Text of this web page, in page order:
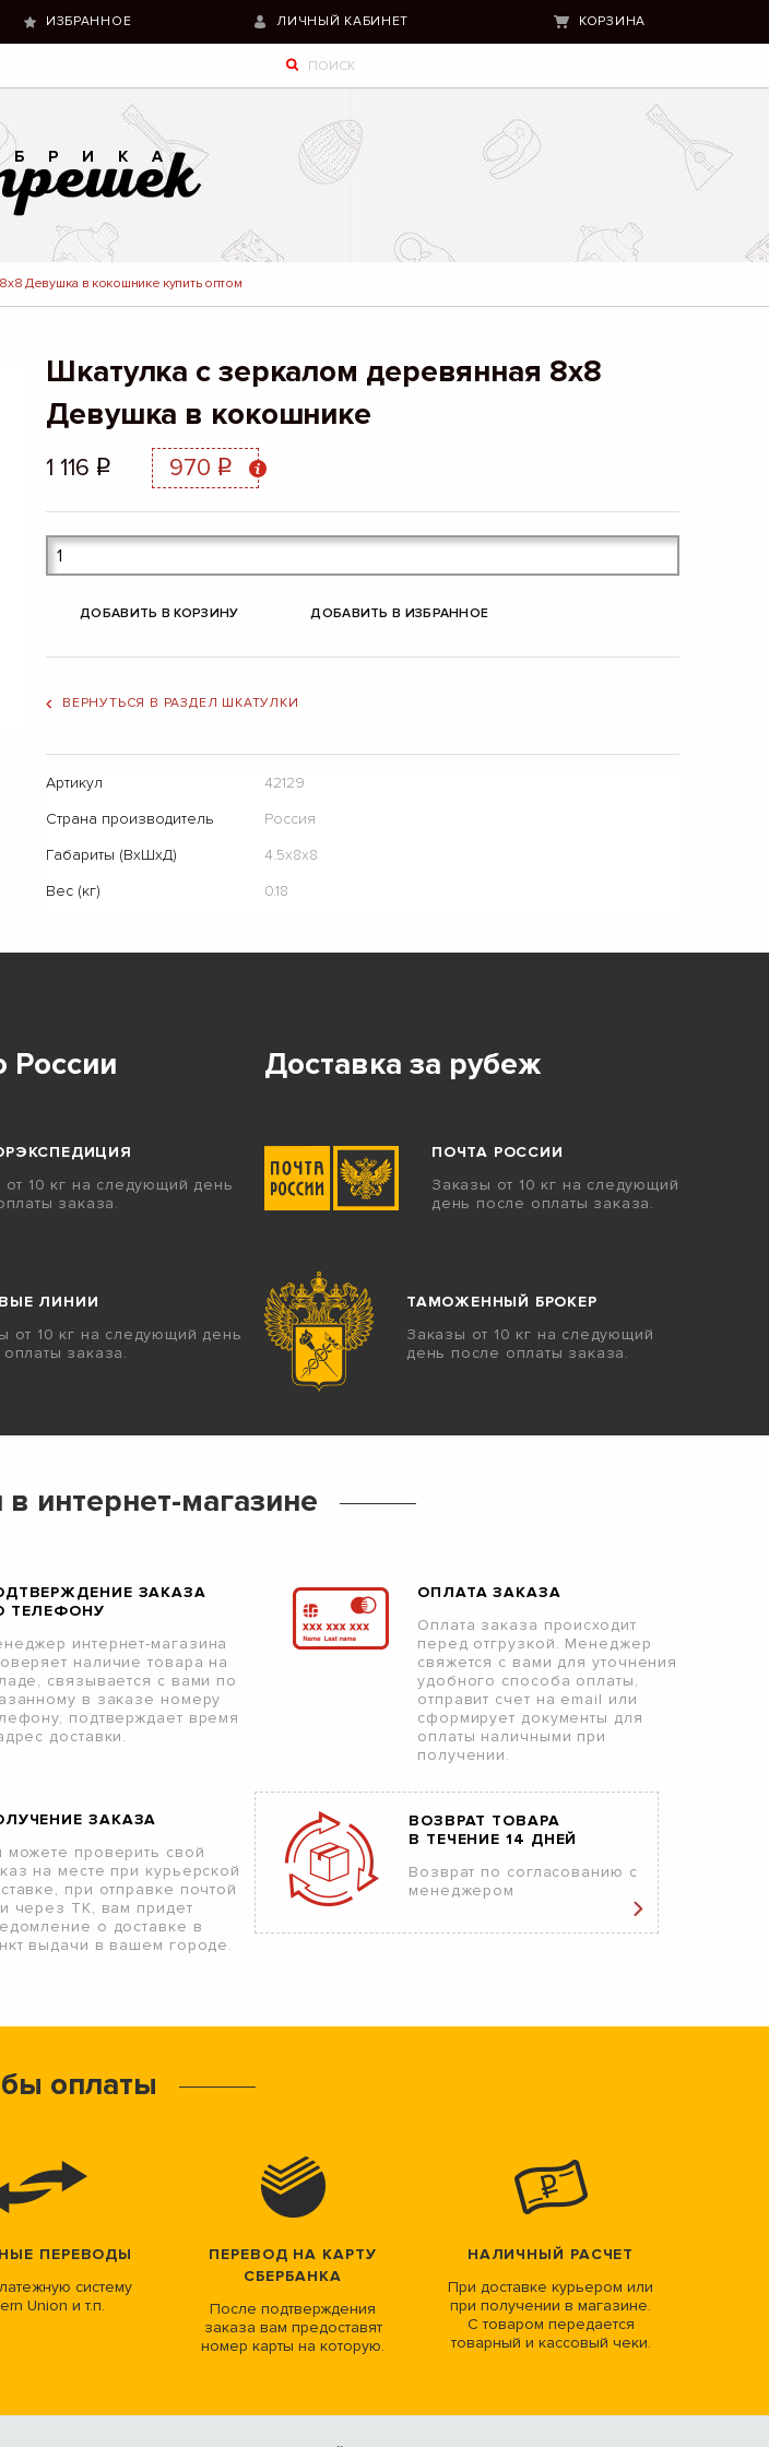
ИЗБРАННОЕ ЛИЧНЫЙ КАБИНЕТ КОРЗИНА
Девушка в кокошнике купить оптом
Шкатулка с зеркалом деревянная 8х8
Девушка в кокошнике
1 116 q 970 q
ДОБАВИТЬ В КОРЗИНУ ДОБАВИТЬ В ИЗБРАННОЕ
ВЕРНУТЬСЯ В РАЗДЕЛ ШКАТУЛКИ
Артикул
42129
Страна производитель
Россия
Габариты (ВхШхД)
4.5х8х8
Вес (кг)
0.18
России
от 10 кг на следующий день
заказа.
Доставка за рубеж
ПОЧТА РОССИИ
Заказы от 10 кг на следующий
день после оплаты заказа.
ЛИНИИ
от 10 кг на следующий день
заказа.
ТАМОЖЕННЫЙ БРОКЕР
Заказы от 10 кг на следующий
день после оплаты заказа.
интернет-магазине
ЗАКАЗА
ТЕЛЕФОНУ
интернет-магазина
наличие товара на
связывается с вами по
в заказе номеру
подтверждает время
доставки.
ОПЛАТА ЗАКАЗА
Оплата заказа происходит
перед отгрузкой. Менеджер
свяжется с вами для уточнения
удобного способа оплаты,
отправит счет на email или
сформирует документы для
оплаты наличными при
получении.
ЗАКАЗА
можете проверить свой
на месте при курьерской
при отправке почтой
через ТК, вам придет
о доставке в
выдачи в вашем городе.
ВОЗВРАТ ТОВАРА
В ТЕЧЕНИЕ 14 ДНЕЙ
Возврат по согласованию с
менеджером
оплаты
ПЕРЕВОДЫ
систему
Union и т.п.
ПЕРЕВОД НА КАРТУ
СБЕРБАНКА
После подтверждения
заказа вам предоставят
номер карты на которую.
НАЛИЧНЫЙ РАСЧЕТ
При доставке курьером или
при получении в магазине.
С товаром передается
товарный и кассовый чеки.